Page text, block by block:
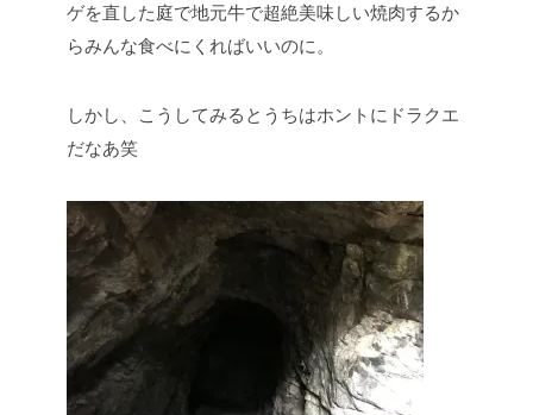
ゲを直した庭で地元牛で超絶美味しい焼肉するか
らみんな食べにくればいいのに。
しかし、こうしてみるとうちはホントにドラクエ
だなあ笑